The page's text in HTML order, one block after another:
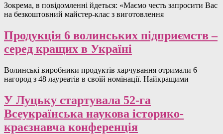
Зокрема, в повідомленні йдеться: «Маємо честь запросити Вас
на безкоштовний майстер-клас з виготовлення
Продукція 6 волинських підприємств –
серед кращих в Україні
Волинські виробники продуктів харчування отримали 6
нагород з 48 лауреатів в своїй номінації. Найкращими
У Луцьку стартувала 52-га
Всеукраїнська наукова історико-
краєзнавча конференція